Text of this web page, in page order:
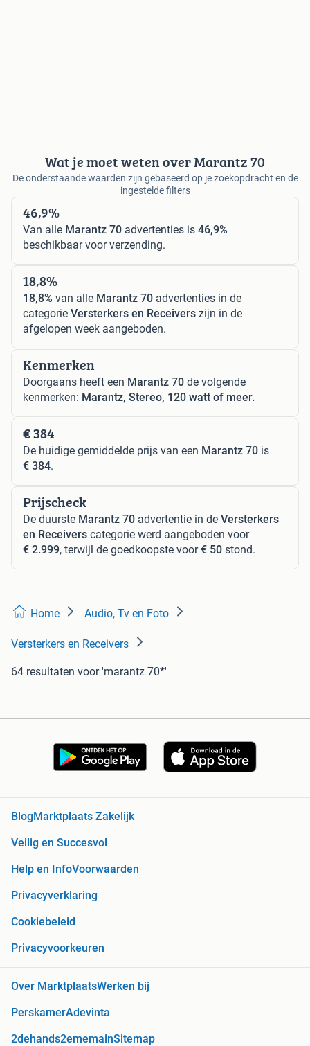
Wat je moet weten over Marantz 70
De onderstaande waarden zijn gebaseerd op je zoekopdracht en de
ingestelde filters
46,9%
Van alle Marantz 70 advertenties is 46,9%
beschikbaar voor verzending.
18,8%
18,8% van alle Marantz 70 advertenties in de
categorie Versterkers en Receivers zijn in de
afgelopen week aangeboden.
Kenmerken
Doorgaans heeft een Marantz 70 de volgende
kenmerken: Marantz, Stereo, 120 watt of meer.
€ 384
De huidige gemiddelde prijs van een Marantz 70 is
€ 384.
Prijscheck
De duurste Marantz 70 advertentie in de Versterkers
en Receivers categorie werd aangeboden voor
€ 2.999, terwijl de goedkoopste voor€ 50 stond.
Home Audio, Tv en Foto
Versterkers en Receivers
64 resultaten voor 'marantz 70*'
BlogMarktplaats Zakelijk
Veilig en Succesvol
Help en InfoVoorwaarden
Privacyverklaring
Cookiebeleid
Privacyvoorkeuren
Over MarktplaatsWerken bij
PerskamerAdevinta
2dehands2ememainSitemap